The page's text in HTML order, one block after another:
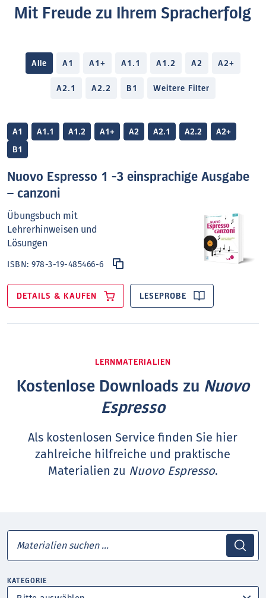
Mit Freude zu Ihrem Spracherfolg
Alle A1 A1+ A1.1 A1.2 A2 A2+
A2.1 A2.2 B1 Weitere Filter
A1 A1.1 A1.2 A1+ A2 A2.1 A2.2 A2+
B1
Nuovo Espresso 1 -3 einsprachige Ausgabe
– canzoni
Übungsbuch mit
Lehrerhinweisen und
Lösungen
ISBN:978-3-19-485466-6
DETAILS & KAUFEN LESEPROBE
LERNMATERIALIEN
Kostenlose Downloads zu Nuovo
Espresso
Als kostenlosen Service finden Sie hier
zahlreiche hilfreiche und praktische
Materialien zu Nuovo Espresso.
KATEGORIE